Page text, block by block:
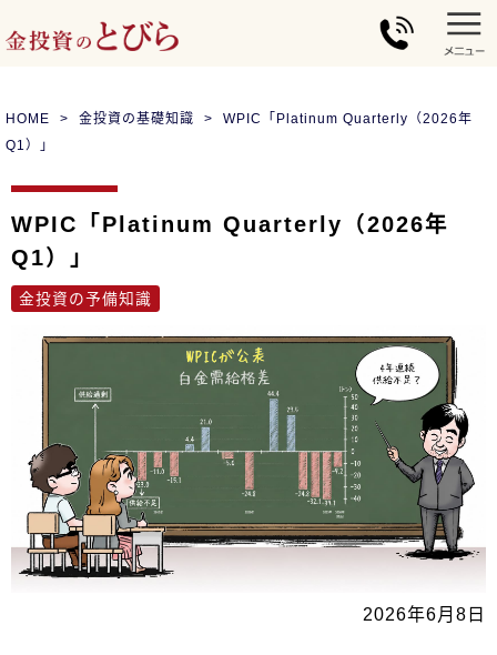
HOME 金投資の基礎知識
WPIC「Platinum Quarterly（2026年
Q1）」
WPIC「Platinum Quarterly（2026年
Q1）」
金投資の予備知識
2026年6月8日